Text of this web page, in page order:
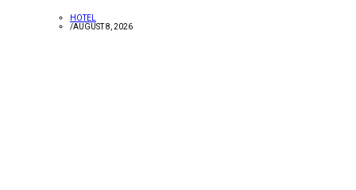
HOTEL
/AUGUST 8, 2026